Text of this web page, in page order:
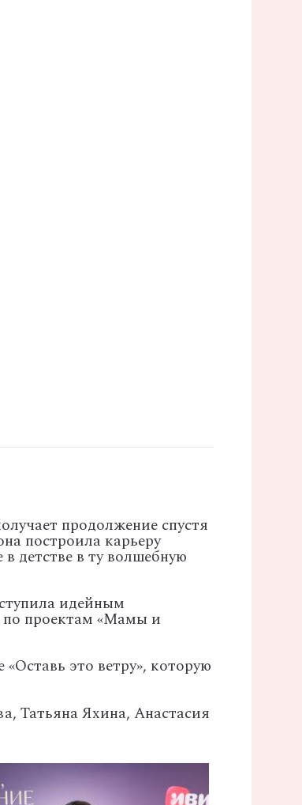
продолжение спустя
построила карьеру
детстве в ту волшебную
идейным
по проектам «Мамы и
это ветру», которую
Татьяна Яхина, Анастасия